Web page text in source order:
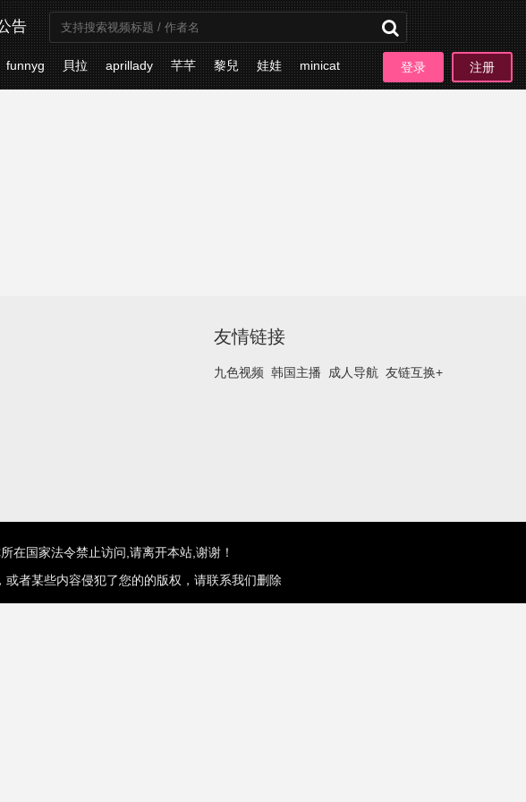
告
登录 注册
funnyg 貝拉 aprillady 芊芊 黎兒 娃娃 minicat
友情链接
九色视频 韩国主播 成人导航 友链互换+
国家法令禁止访问,请离开本站,谢谢！
者某些内容侵犯了您的的版权，请联系我们删除